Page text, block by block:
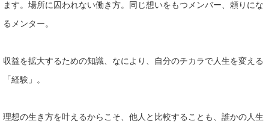
ます。場所に囚われない働き方。同じ想いをもつメンバー、頼りにな
るメンター。
収益を拡大するための知識、なにより、自分のチカ ラで人生を変える
「経験」。
理想の生き方を叶えるからこそ、他人と比較することも、誰かの人生